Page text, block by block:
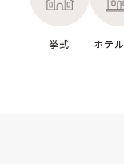
挙式 ホテ